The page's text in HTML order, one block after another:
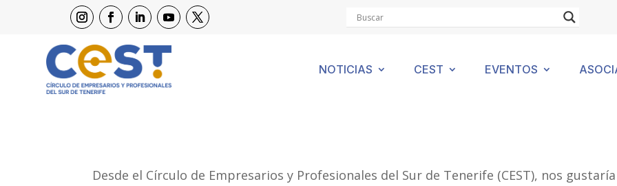
NOTICIAS CEST EVENTOS
Desde el Círculo de Empresarios y Profesionales del Sur de Tenerife (CEST), nos gustaría